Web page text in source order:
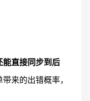
能直接同步到后
来的出错概率，